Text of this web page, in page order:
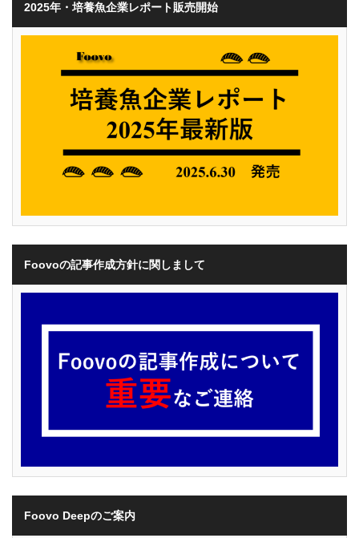
2025年・培養魚企業レポート販売開始
Foovoの記事作成方針に関しまして
Foovo Deepのご案内